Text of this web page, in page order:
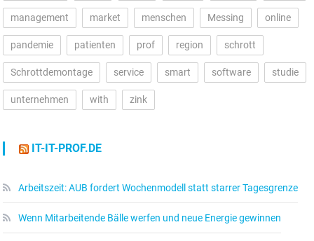
management market menschen Messing online
pandemie patienten prof region schrott
Schrottdemontage service smart software studie
unternehmen with zink
IT-IT-PROF.DE
Arbeitszeit: AUB fordert Wochenmodell statt starrer Tagesgrenze
Wenn Mitarbeitende Bälle werfen und neue Energie gewinnen